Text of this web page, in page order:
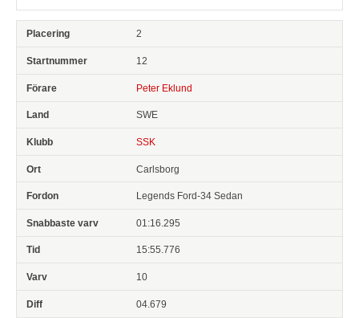
2
12
Peter Eklund
SWE
SSK
Carlsborg
Legends Ford-34 Sedan
01:16.295
15:55.776
10
04.679